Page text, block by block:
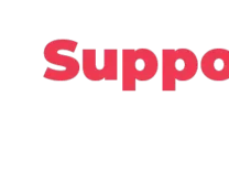
contenu